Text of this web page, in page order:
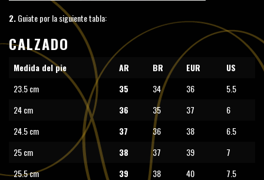
2.Guiate por la siguiente tabla:
CALZADO
Medida del pie AR BR EUR
US
23.5 cm
35 34 36
5.5
24 cm
36 35 37
6
24.5 cm
37 36 38
6.5
25 cm
38 37 39
7
25.5 cm
39 38 40
7.5